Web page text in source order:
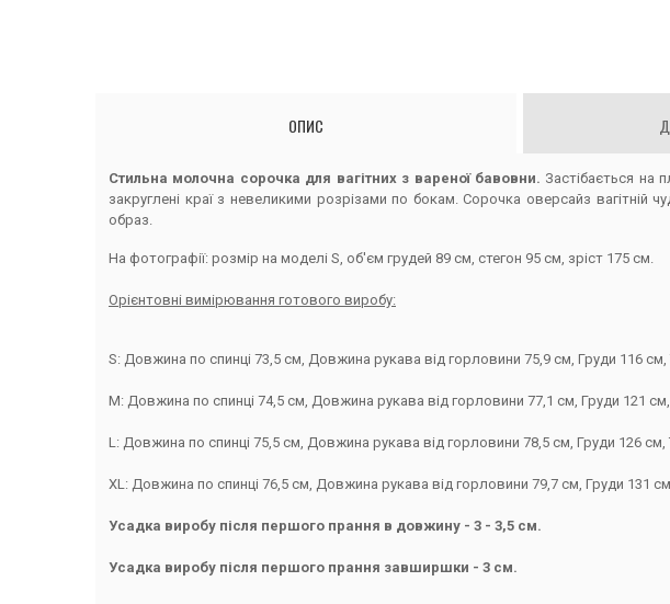
ОПИС
Стильна молочна сорочка для вагітних з вареної бавовни. Застібається на
закруглені краї з невеликими розрізами по бокам. Сорочка оверсайз
образ.
На фотографії: розмір на моделі S, об'єм грудей 89 см, стегон 95 см, зріст 175 см.
Орієнтовні вимірювання готового виробу:
S: Довжина по спинці 73,5 см, Довжина рукава від горловини 75,9 см, Груди 116 см,
M: Довжина по спинці 74,5 см, Довжина рукава від горловини 77,1 см, Груди 121 см,
L: Довжина по спинці 75,5 см, Довжина рукава від горловини 78,5 см, Груди 126 см,
ХL: Довжина по спинці 76,5 см, Довжина рукава від горловини 79,7 см, Груди 131 см,
Усадка виробу після першого прання в довжину - 3 - 3,5 см.
Усадка виробу після першого прання завширшки - 3 см.